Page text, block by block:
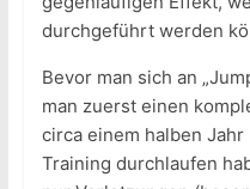
durchgeführt werden
Bevor man sich an
man zuerst einen
circa einem halben
Training durchlaufen